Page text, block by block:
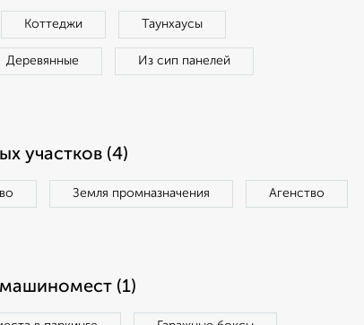
Коттеджи Таунхаусы
Деревянные Из сип панелей
участков (4)
Земля промназначения Агенство
(1)